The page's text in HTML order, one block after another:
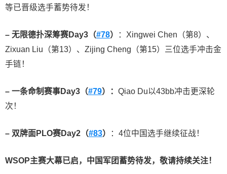
等已晋级选手蓄势待发！
– 无限德扑深筹赛Day3 （#78）
：Xingwei Chen（第8）、
Zixuan Liu（第13）、Zijing Cheng（第15）三位选手冲击金
手链！
– 一条命制赛事Day3 （#79）： Qiao Du以43bb冲击更深轮
次！
– 双牌面 PLO赛Day2 （#83） ：4位中国选手继续征战！
WSOP主赛大幕已启，中国军团蓄势待发，敬请持续关注！